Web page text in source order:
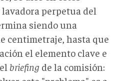
perpetua del
siendo una
centimetraje, hasta que
el elemento clave e
briefing de la comisión: